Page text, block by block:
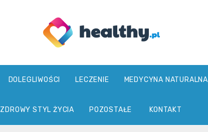
healthy.pl
DOLEGLIWOŚCI LECZENIE MEDYCYNA NATURALNA
ZDROWY STYL ŻYCIA POZOSTAŁE KONTAKT